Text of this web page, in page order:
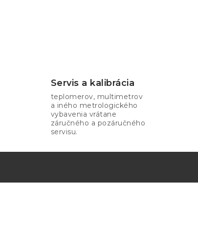
Servis a kalibrácia
teplomerov, multimetrov
a iného metrologického
vybavenia vrátane
záručného a pozáručného
servisu.